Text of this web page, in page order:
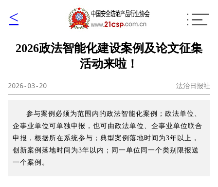
<
2026政法智能化建设案例及论文征集
活动来啦！
2026-03-20 法治日报社
参与案例必须为范围内的政法智能化案例；政法单位、
企事业单位可单独申报，也可由政法单位、企事业单位联合
申报，根据所在系统参与；典型案例落地时间为3年以上，
创新案例落地时间为3年以内；同一单位同一个类别限报送
一个案例。